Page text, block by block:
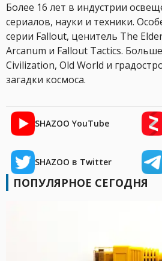
Более 16 лет в индустрии
сериалов, науки и техники.
серии Fallout, ценитель The
Arcanum и Fallout Tactics.
Civilization, Old World и
загадки космоса.
SHAZOO YouTube
SHAZOO в Twitter
ПОПУЛЯРНОЕ СЕГОДНЯ